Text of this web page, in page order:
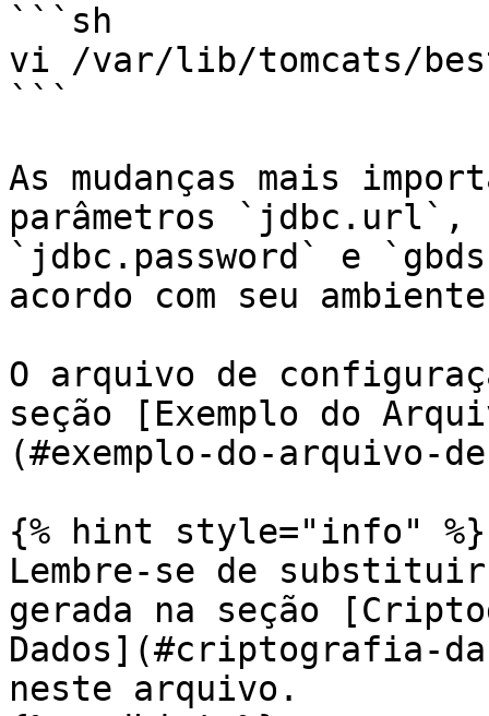
```sh
vi /var/lib/tomcats/
```
As mudanças mais
parâmetros `jdbc.url`,
`jdbc.password` e
acordo com seu
O arquivo de
seção [Exemplo do
(#exemplo-do-arquivo-
{% hint style="info" %}
Lembre-se de
gerada na seção
Dados](#criptografia-
neste arquivo.